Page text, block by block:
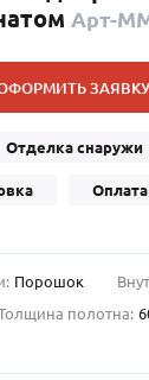
Арт-
ЗАЯВКУ
Отделка снаружи
Оплата
Порошок
полотна: